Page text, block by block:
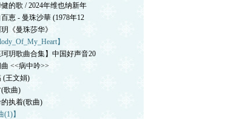
健的歌 / 2024年维也纳新年
百恵 - 曼珠沙華 (1978年12
玥《曼珠莎华》
】
珂玥歌曲合集】中国好声音20
曲 <<病中吟>>
(王文娟)
(歌曲)
的执着(歌曲)
(1)】